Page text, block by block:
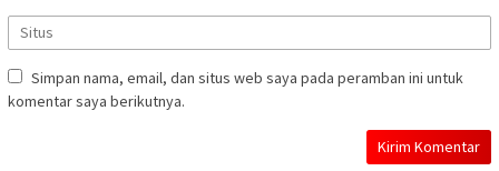
Simpan nama, email, dan situs web saya pada peramban ini untuk
komentar saya berikutnya.